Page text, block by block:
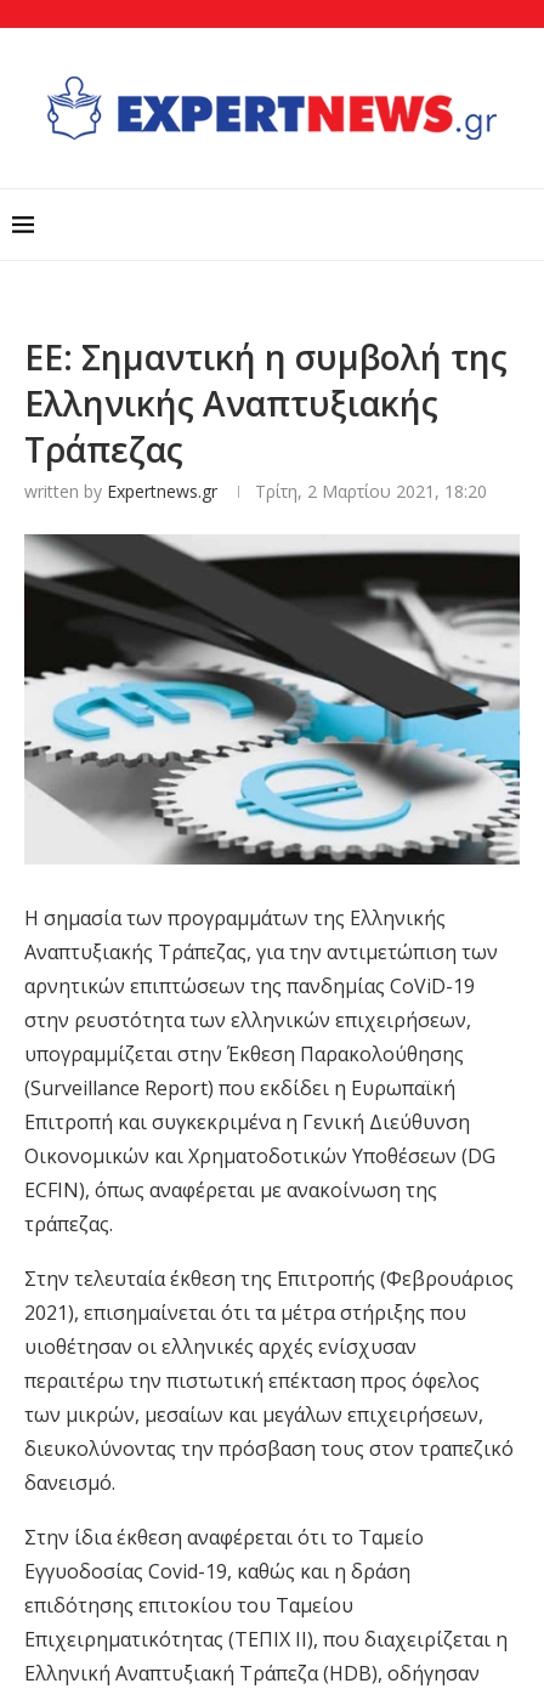
ΕΕ: Σημαντική η συμβολή της
Ελληνικής Αναπτυξιακής
Τράπεζας
written by Expertnews.gr Τρίτη, 2 Μαρτίου 2021, 18:20
Η σημασία των προγραμμάτων της Ελληνικής
Αναπτυξιακής Τράπεζας, για την αντιμετώπιση των
αρνητικών επιπτώσεων της πανδημίας CoViD-19
στην ρευστότητα των ελληνικών επιχειρήσεων,
υπογραμμίζεται στην Έκθεση Παρακολούθησης
(Surveillance Report) που εκδίδει η Ευρωπαϊκή
Επιτροπή και συγκεκριμένα η Γενική Διεύθυνση
Οικονομικών και Χρηματοδοτικών Υποθέσεων (DG
ECFIN), όπως αναφέρεται με ανακοίνωση της
τράπεζας.
Στην τελευταία έκθεση της Επιτροπής (Φεβρουάριος
2021), επισημαίνεται ότι τα μέτρα στήριξης που
υιοθέτησαν οι ελληνικές αρχές ενίσχυσαν
περαιτέρω την πιστωτική επέκταση προς όφελος
των μικρών, μεσαίων και μεγάλων επιχειρήσεων,
διευκολύνοντας την πρόσβαση τους στον τραπεζικό
δανεισμό.
Στην ίδια έκθεση αναφέρεται ότι το Ταμείο
Εγγυοδοσίας Covid-19, καθώς και η δράση
επιδότησης επιτοκίου του Ταμείου
Επιχειρηματικότητας (ΤΕΠΙΧ II), που διαχειρίζεται η
Ελληνική Αναπτυξιακή Τράπεζα (HDB), οδήγησαν